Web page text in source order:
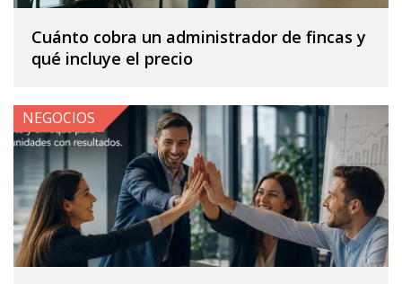
Cuánto cobra un administrador de fincas y
qué incluye el precio
NEGOCIOS